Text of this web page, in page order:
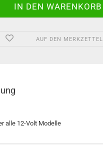
AUF DEN MERKZETTEL
alle 12-Volt Modelle